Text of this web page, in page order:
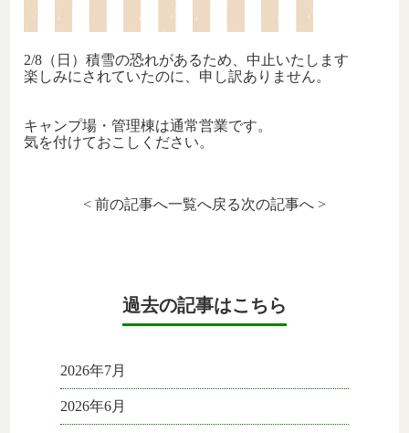
2/8（日）積雪の恐れがあるため、中止いたします
楽しみにされていたのに、申し訳ありません。
キャンプ場・管理棟は通常営業です。
気を付けておこしください。
< 前の記事へ一覧へ戻る次の記事へ >
過去の記事はこちら
2026年7月
2026年6月